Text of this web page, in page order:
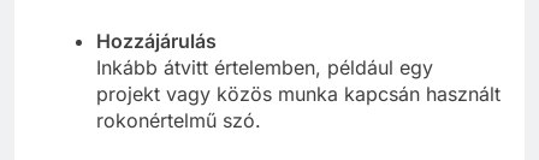
Hozzájárulás
Inkább átvitt értelemben, például egy
projekt vagy közös munka kapcsán használt
rokonértelmű szó.